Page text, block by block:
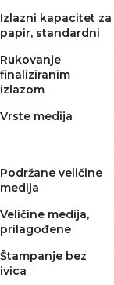
Izlazni kapacitet za
papir, standardni
Rukovanje
finaliziranim
izlazom
Vrste medija
Podržane veličine
medija
Veličine medija,
prilagođene
Štampanje bez
ivica